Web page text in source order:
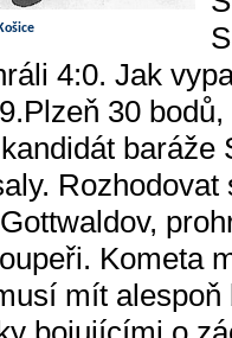
4:0. Jak
30
Kometa
mít